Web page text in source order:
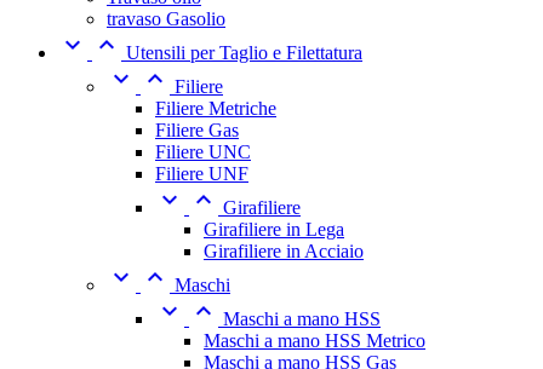
travaso Gasolio
  Utensili per Taglio e Filettatura
  Filiere
Filiere Metriche
Filiere Gas
Filiere UNC
Filiere UNF
  Girafiliere
Girafiliere in Lega
Girafiliere in Acciaio
  Maschi
  Maschi a mano HSS
Maschi a mano HSS Metrico
Maschi a mano HSS Gas